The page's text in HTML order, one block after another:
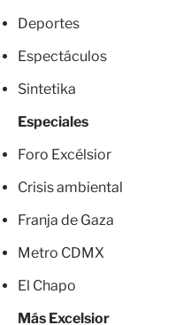
Deportes
Espectáculos
Sintetika
Especiales
Foro Excélsior
Crisis ambiental
Franja de Gaza
Metro CDMX
El Chapo
Más Excelsior